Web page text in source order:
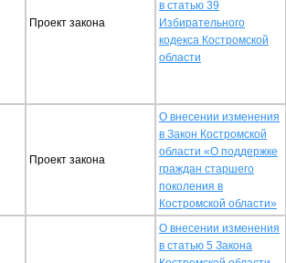
Проект закона
в статью 39
Избирательного
кодекса Костромской
области
Проект закона
О внесении изменения
в Закон Костромской
области «О поддержке
граждан старшего
поколения в
Костромской области»
О внесении изменения
в статью 5 Закона